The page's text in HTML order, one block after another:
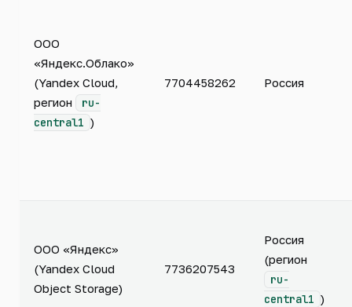
ООО
«Яндекс.Облако»
(Yandex Cloud,
регион
ru-
central1 )
7704458262 Россия
ООО «Яндекс»
(Yandex Cloud
Object Storage)
7736207543
Россия
(регион
ru-
central1 )